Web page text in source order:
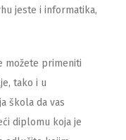
jeste i informatika,
možete primeniti
tako i u
škola da vas
diplomu koja je